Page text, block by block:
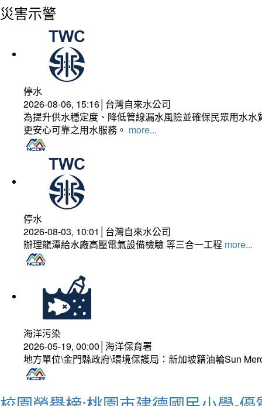
災害示警
停水
2026-08-06, 15:16│台灣自來水公司
為提升供水穩定度、降低管線漏水風險並確保民眾用水
更安心可靠之用水服務。 more...
停水
2026-08-03, 10:01│台灣自來水公司
辦理龍潭給水廠高壓電氣設備檢驗 等三合一工程 more...
海洋污染
2026-05-19, 00:00│海洋保育署
地方單位\金門縣政府\環境保護局：新加坡籍油輪Sun